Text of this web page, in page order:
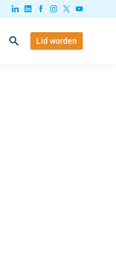
Lid worden